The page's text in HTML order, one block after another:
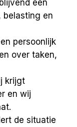
een
belasting en
persoonlijk
over taken,
krijgt
en wij
de situatie